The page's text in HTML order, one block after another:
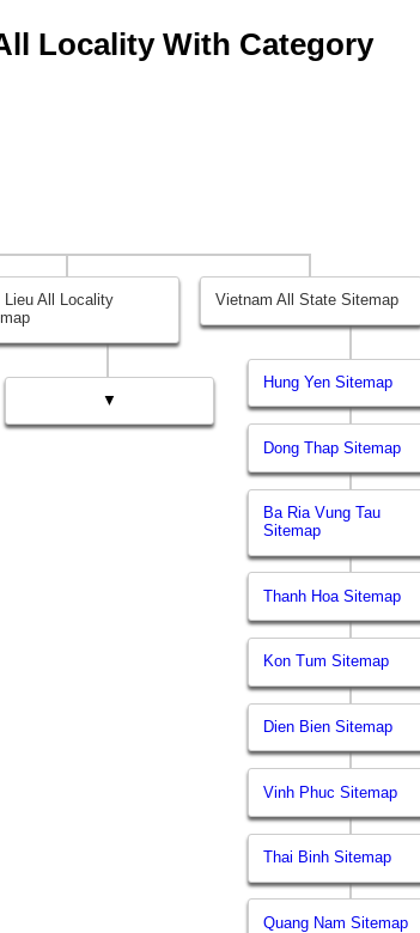
Locality With Category
Lieu All Locality
▼
Vietnam All State Sitemap
Hung Yen Sitemap
Dong Thap Sitemap
Ba Ria Vung Tau
Sitemap
Thanh Hoa Sitemap
Kon Tum Sitemap
Dien Bien Sitemap
Vinh Phuc Sitemap
Thai Binh Sitemap
Quang Nam Sitemap